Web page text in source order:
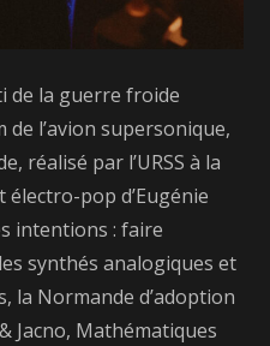
de la guerre froide
l’avion supersonique,
réalisé par l’URSS à la
pop d’Eugénie
intentions : faire
synthés analogiques et
la Normande d’adoption
Jacno, Mathématiques